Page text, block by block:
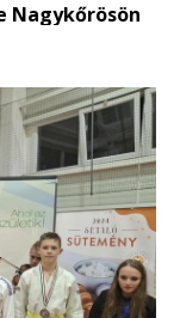
Nagykőrösön